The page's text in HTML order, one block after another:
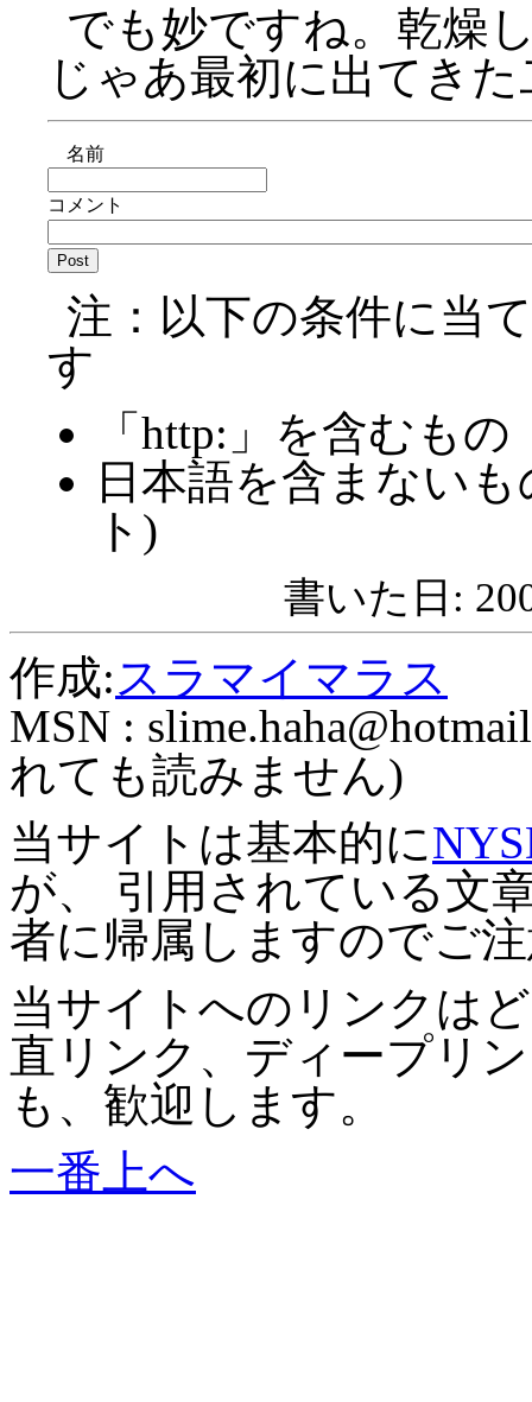
でも妙ですね。乾燥
じゃあ最初に出てき
名前
コメント
注：以下の条件に当
す
「http:」を含むもの
日本語を含まない
ト)
書いた日:
作成:スラマイマラス
MSN :
れても読みません)
当サイトは基本的に
が、 引用されている文
者に帰属しますのでご
当サイトへのリンクは
直リンク、ディープリ
も、歓迎します。
一番上へ